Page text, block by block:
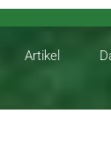
Artikel